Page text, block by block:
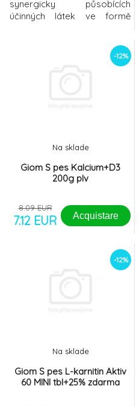
synergicky působících
účinných látek ve formě
terapii. Psi i kočky sirup
velmi dobře snáší.
-12%
Giom S pes Kalcium+D3
200g plv
Na sklade
8.09 EUR
7.12 EUR Acquistare
-12%
Giom S pes L-karnitin Aktiv
60 MINI tbl+25% zdarma
Na sklade